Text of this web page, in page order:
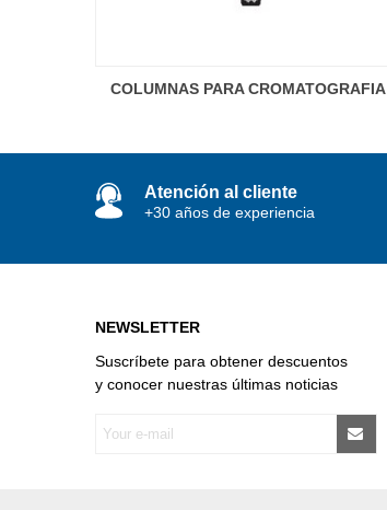
COLUMNAS PARA CROMATOGRAFIA
Atención al cliente
+30 años de experiencia
NEWSLETTER
Suscríbete para obtener descuentos
y conocer nuestras últimas noticias